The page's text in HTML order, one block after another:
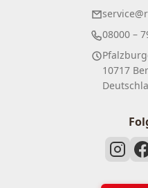
08000 –
10717